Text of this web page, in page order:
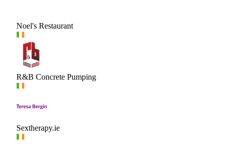
Noel's Restaurant
R&B Concrete Pumping
Sextherapy.ie